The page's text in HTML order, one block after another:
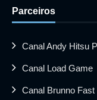
Parceiros
Canal Andy Hitsu
Canal Load Game
Canal Brunno Fast